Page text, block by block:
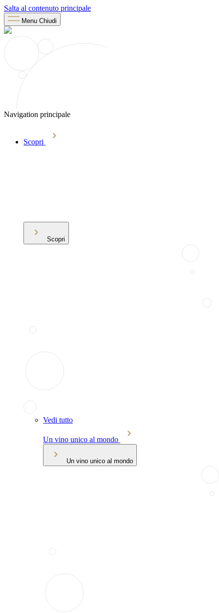
Salta al contenuto principale
Menu Chiudi
Navigation principale
Scopri
Scopri
Vedi tutto
Un vino unico al mondo
Un vino unico al mondo